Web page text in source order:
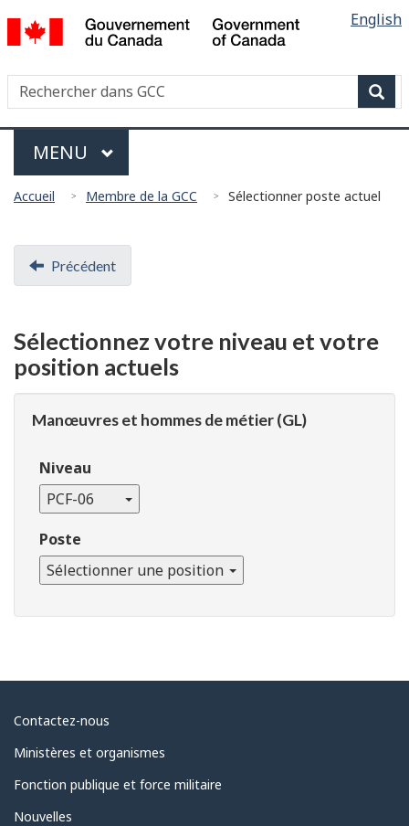
Skip
to
Skip
to
Switch
to
version
la
langue
English
Canada
Recherche
Rechercher
dans
Garde
Côtière
Menu
MAIN
MENU
Vous
ici
Accueil Membre de la GCC Sélectionner poste actuel
Document
navigation
Précédent
Sélectionnez votre niveau et votre
position actuels
Manœuvres et hommes de métier (GL)
Niveau
PCF-06
Poste
Sélectionner une position
À
propos
du
gouvernement
Contactez-nous
Ministères et organismes
Fonction publique et force militaire
Nouvelles